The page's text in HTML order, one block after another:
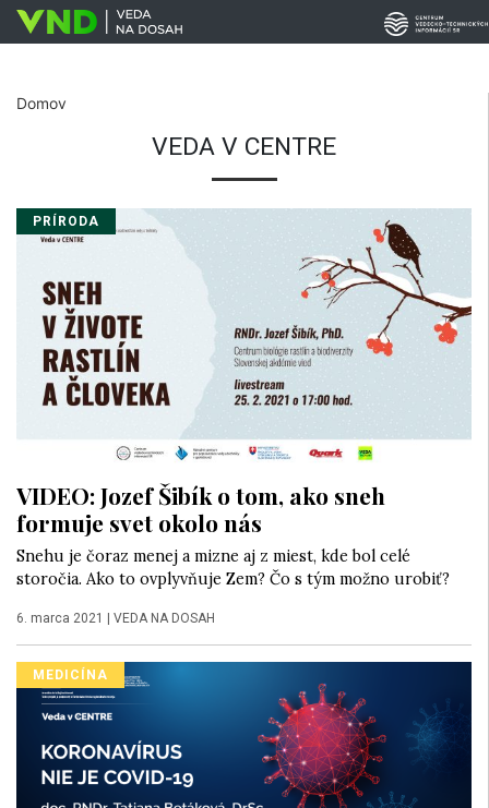
Domov
VEDA V CENTRE
PRÍRODA
VIDEO: Jozef Šibík o tom, ako sneh
formuje svet okolo nás
Snehu je čoraz menej a mizne aj z miest, kde bol celé
storočia. Ako to ovplyvňuje Zem? Čo s tým možno urobiť?
6. marca 2021 VEDA NA DOSAH
MEDICÍNA